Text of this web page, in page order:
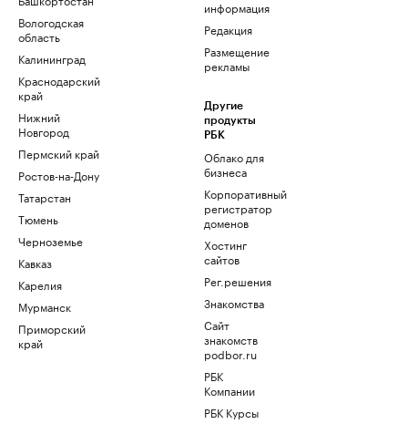
Вологодская
область
Калининград
Краснодарский
край
Нижний
Новгород
Пермский край
Ростов-на-Дону
Татарстан
Тюмень
Черноземье
Кавказ
Карелия
Мурманск
Приморский
край
информация
Редакция
Размещение
рекламы
Другие
продукты
РБК
Облако для
бизнеса
Корпоративный
регистратор
доменов
Хостинг
сайтов
Рег.решения
Знакомства
Сайт
знакомств
podbor.ru
РБК
Компании
РБК Курсы